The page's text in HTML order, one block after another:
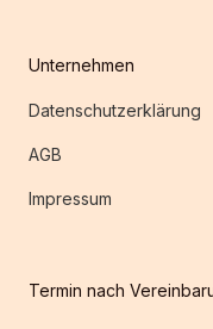
Unternehmen
Datenschutzerklärung
AGB
Impressum
Termin nach